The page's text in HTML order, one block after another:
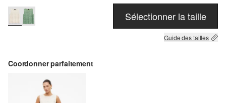
Sélectionner la taille
Guide des tailles
Coordonner parfaitement